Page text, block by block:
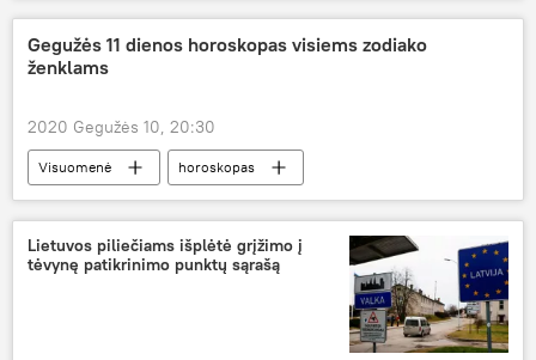
Gegužės 11 dienos horoskopas visiems zodiako
ženklams
2020 Gegužės 10, 20:30
Visuomenė horoskopas
Lietuvos piliečiams išplėtė grįžimo į
tėvynę patikrinimo punktų sąrašą